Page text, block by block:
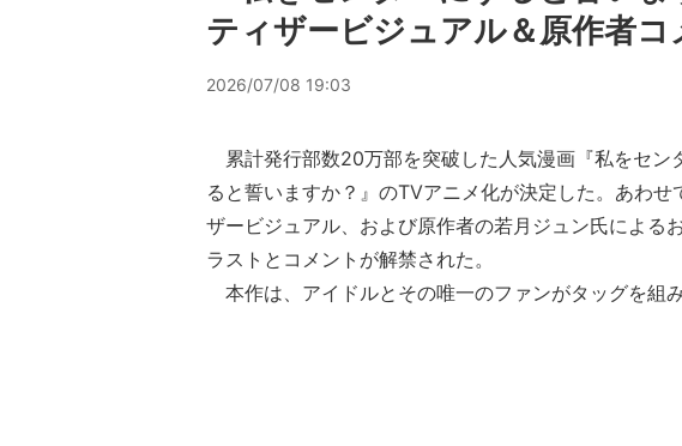
ティザービジュアル＆原作者コ
2026/07/08 19:03
累計発行部数20万部を突破した人気漫画『私をセン
ると誓いますか？』のTVアニメ化が決定した。あわせ
ザービジュアル、および原作者の若月ジュン氏による
ラストとコメントが解禁された。
本作は、アイドルとその唯一のファンがタッグを組